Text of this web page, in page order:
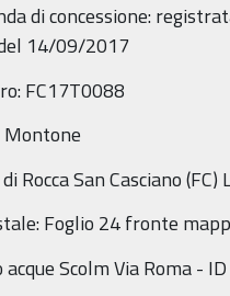
di concessione:
14/09/2017
FC17T0088
Montone
Rocca San Casciano
Foglio 24 fronte
acque Scolm Via Roma -